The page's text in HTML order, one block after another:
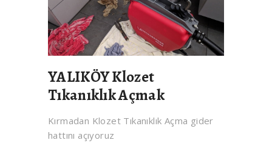
YALIKÖY Klozet
Tıkanıklık Açmak
Kırmadan Klozet Tıkanıklık Açma gider
hattını açıyoruz